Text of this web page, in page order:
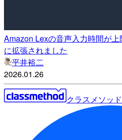
Amazon Lexの音声入力時間が
に拡張されました
平井裕二
2026.01.26
クラスメソッ